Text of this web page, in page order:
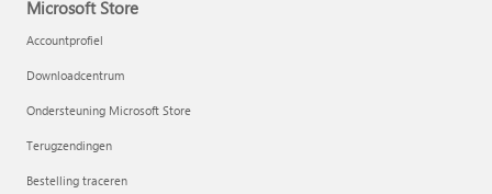
Microsoft Store
Accountprofiel
Downloadcentrum
Ondersteuning Microsoft Store
Terugzendingen
Bestelling traceren